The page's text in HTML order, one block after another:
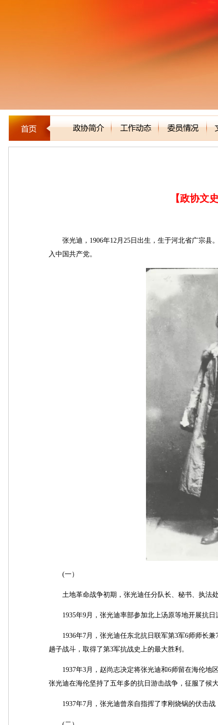
【政协文
张光迪，1906年12月25日出生，生于河北省广宗县。
入中国共产党。
(一）
土地革命战争初期，张光迪任分队长、秘书、执法
1935年9月，张光迪率部参加北上汤原等地开展抗日
1936年7月，张光迪任东北抗日联军第3军6师师长兼
趟子战斗，取得了第3军抗战史上的最大胜利。
1937年3月，赵尚志决定将张光迪和6师留在海伦地
张光迪在海伦坚持了五年多的抗日游击战争，征服了候
1937年7月，张光迪曾亲自指挥了李刚烧锅的伏击战